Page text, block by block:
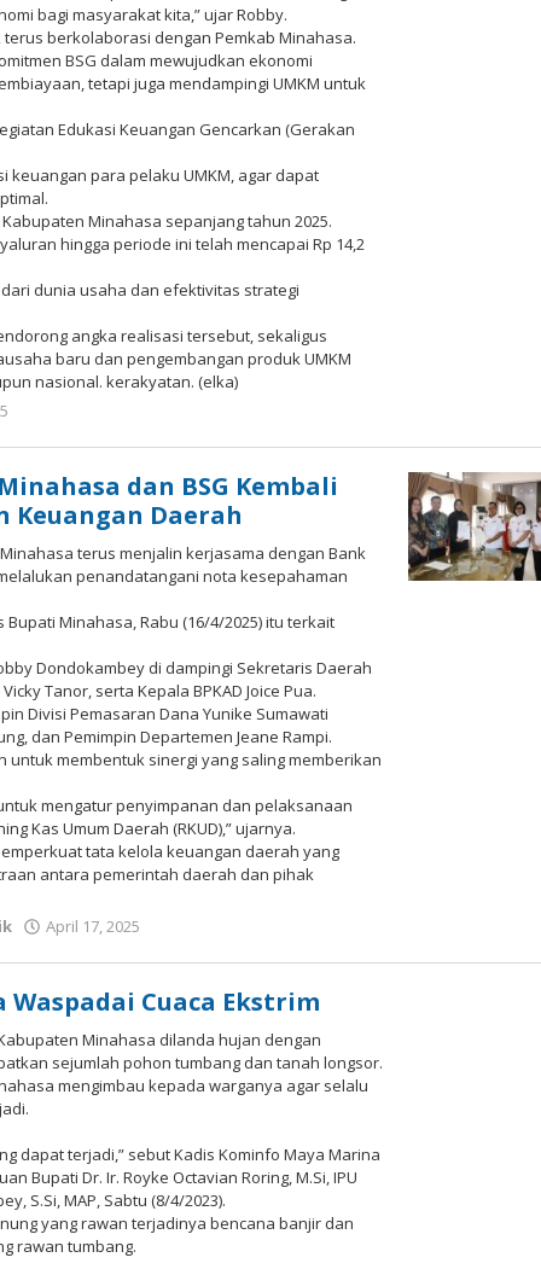
bagi masyarakat kita,” ujar Robby.
berkolaborasi dengan Pemkab Minahasa.
BSG dalam mewujudkan ekonomi
tetapi juga mendampingi UMKM untuk
Edukasi Keuangan Gencarkan (Gerakan
para pelaku UMKM, agar dapat
Minahasa sepanjang tahun 2025.
hingga periode ini telah mencapai Rp 14,2
dunia usaha dan efektivitas strategi
angka realisasi tersebut, sekaligus
baru dan pengembangan produk UMKM
nasional. kerakyatan. (elka)
dan BSG Kembali
Keuangan Daerah
terus menjalin kerjasama dengan Bank
penandatangani nota kesepahaman
Minahasa, Rabu (16/4/2025) itu terkait
Dondokambey di dampingi Sekretaris Daerah
Tanor, serta Kepala BPKAD Joice Pua.
Divisi Pemasaran Dana Yunike Sumawati
dan Pemimpin Departemen Jeane Rampi.
membentuk sinergi yang saling memberikan
mengatur penyimpanan dan pelaksanaan
Kas Umum Daerah (RKUD),” ujarnya.
tata kelola keuangan daerah yang
antara pemerintah daerah dan pihak
April 17, 2025
Cuaca Ekstrim
Minahasa dilanda hujan dengan
sejumlah pohon tumbang dan tanah longsor.
mengimbau kepada warganya agar selalu
dapat terjadi,” sebut Kadis Kominfo Maya Marina
Bupati Dr. Ir. Royke Octavian Roring, M.Si, IPU
S.Si, MAP, Sabtu (8/4/2023).
yang rawan terjadinya bencana banjir dan
rawan tumbang.